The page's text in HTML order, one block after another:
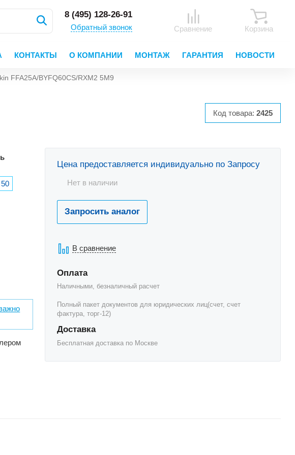
8 (495) 128-26-91
Обратный звонок Сравнение Корзина
КОНТАКТЫ О КОМПАНИИ МОНТАЖ ГАРАНТИЯ НОВОСТИ
FFA25A/BYFQ60CS/RXM2 5M9
Код товара: 2425
Цена предоставляется индивидуально по Запросу
Нет в наличии
Запросить аналог
В сравнение
Оплата
Наличными, безналичный расчет
Полный пакет документов для юридических лиц(счет, счет
фактура, торг-12)
Доставка
Бесплатная доставка по Москве
50